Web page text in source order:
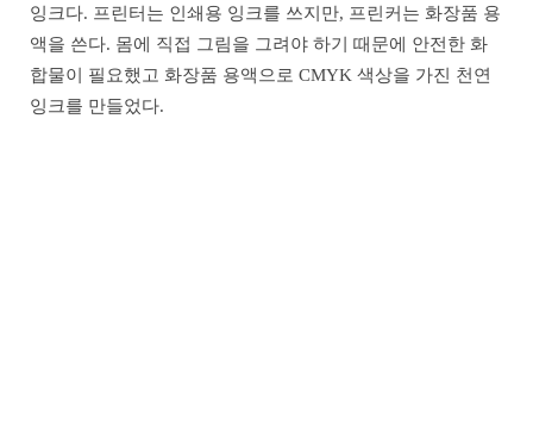
잉크다. 프린터는 인쇄용 잉크를 쓰지만, 프린커는 화장품 용
액을 쓴다. 몸에 직접 그림을 그려야 하기 때문에 안전한 화
합물이 필요했고 화장품 용액으로 CMYK 색상을 가진 천연
잉크를 만들었다.